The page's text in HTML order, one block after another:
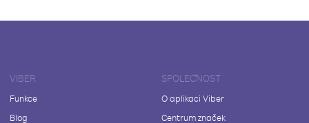
VIBER
Funkce
Blog
SPOLEČNOST
O aplikaci Viber
Centrum značek